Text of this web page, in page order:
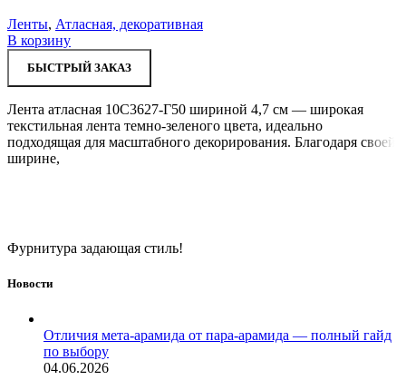
Ленты, Атласная, декоративная
В корзину
БЫСТРЫЙ ЗАКАЗ
Лента атласная 10С3627-Г50 шириной 4,7 см — широкая
текстильная лента темно-зеленого цвета, идеально
подходящая для масштабного декорирования. Благодаря своей
ширине,
Фурнитура задающая стиль!
Новости
Отличия мета-арамида от пара-арамида — полный гайд
по выбору
04.06.2026